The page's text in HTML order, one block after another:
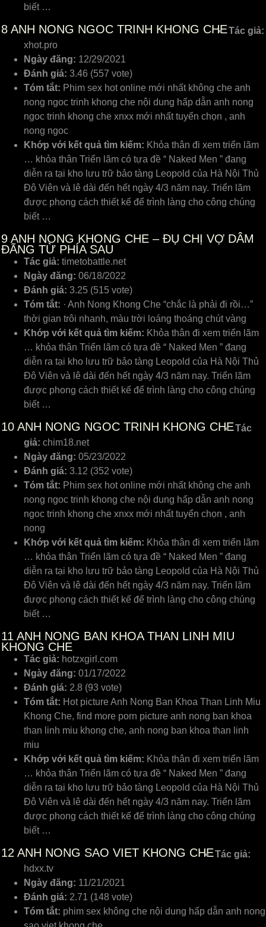
biết …
8 ANH NONG NGOC TRINH KHONG CHETác giả:
xhot.pro
Ngày đăng: 12/29/2021
Đánh giá: 3.46 (557 vote)
Tóm tắt: Phim sex hot online mới nhất không che anh
nong ngoc trinh khong che nội dung hấp dẫn anh nong
ngoc trinh khong che xnxx mới nhất tuyển chọn , anh
nong ngoc
Khớp với kết quả tìm kiếm: Khỏa thân đi xem triển lãm
… khỏa thân Triển lãm có tựa đề “ Naked Men ” đang
diễn ra tại kho lưu trữ bảo tàng Leopold của Hà Nội Thủ
Đô Viên và lê dài đến hết ngày 4/3 năm nay. Triển lãm
được phong cách thiết kế để trình làng cho công chúng
biết …
9 ANH NONG KHONG CHE – ĐỤ CHỊ VỢ DÂM
ĐÃNG TỪ PHÍA SAU
Tác giả: timetobattle.net
Ngày đăng: 06/18/2022
Đánh giá: 3.25 (515 vote)
Tóm tắt: · Anh Nong Khong Che “chắc là phải đi rồi…”
thời gian trôi nhanh, màu trời loáng thoáng chút vàng
Khớp với kết quả tìm kiếm: Khỏa thân đi xem triển lãm
… khỏa thân Triển lãm có tựa đề “ Naked Men ” đang
diễn ra tại kho lưu trữ bảo tàng Leopold của Hà Nội Thủ
Đô Viên và lê dài đến hết ngày 4/3 năm nay. Triển lãm
được phong cách thiết kế để trình làng cho công chúng
biết …
10 ANH NONG NGOC TRINH KHONG CHETác
giả: chim18.net
Ngày đăng: 05/23/2022
Đánh giá: 3.12 (352 vote)
Tóm tắt: Phim sex hot online mới nhất không che anh
nong ngoc trinh khong che nội dung hấp dẫn anh nong
ngoc trinh khong che xnxx mới nhất tuyển chọn , anh
nong
Khớp với kết quả tìm kiếm: Khỏa thân đi xem triển lãm
… khỏa thân Triển lãm có tựa đề “ Naked Men ” đang
diễn ra tại kho lưu trữ bảo tàng Leopold của Hà Nội Thủ
Đô Viên và lê dài đến hết ngày 4/3 năm nay. Triển lãm
được phong cách thiết kế để trình làng cho công chúng
biết …
11 ANH NONG BAN KHOA THAN LINH MIU
KHONG CHE
Tác giả: hotzxgirl.com
Ngày đăng: 01/17/2022
Đánh giá: 2.8 (93 vote)
Tóm tắt: Hot picture Anh Nong Ban Khoa Than Linh Miu
Khong Che, find more porn picture anh nong ban khoa
than linh miu khong che, anh nong ban khoa than linh
miu
Khớp với kết quả tìm kiếm: Khỏa thân đi xem triển lãm
… khỏa thân Triển lãm có tựa đề “ Naked Men ” đang
diễn ra tại kho lưu trữ bảo tàng Leopold của Hà Nội Thủ
Đô Viên và lê dài đến hết ngày 4/3 năm nay. Triển lãm
được phong cách thiết kế để trình làng cho công chúng
biết …
12 ANH NONG SAO VIET KHONG CHETác giả:
hdxx.tv
Ngày đăng: 11/21/2021
Đánh giá: 2.71 (148 vote)
Tóm tắt: phim sex không che nội dung hấp dẫn anh nong